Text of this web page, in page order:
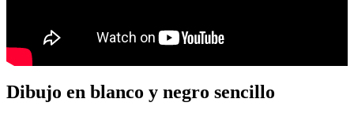
Dibujo en blanco y negro sencillo